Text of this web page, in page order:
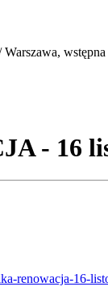
wstępna
- 16
renowacja-16-